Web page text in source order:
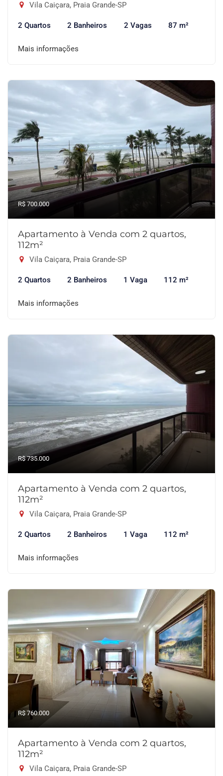
Vila Caiçara, Praia Grande-SP
2 Quartos 2 Banheiros 2 Vagas 87 m²
Mais informações
R$ 700.000
Apartamento à Venda com 2 quartos,
112m²
Vila Caiçara, Praia Grande-SP
2 Quartos 2 Banheiros 1 Vaga 112 m²
Mais informações
R$ 735.000
Apartamento à Venda com 2 quartos,
112m²
Vila Caiçara, Praia Grande-SP
2 Quartos 2 Banheiros 1 Vaga 112 m²
Mais informações
R$ 760.000
Apartamento à Venda com 2 quartos,
112m²
Vila Caiçara, Praia Grande-SP